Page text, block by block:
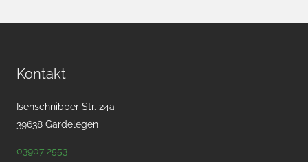
Kontakt
Isenschnibber Str. 24a
39638 Gardelegen
03907 2553